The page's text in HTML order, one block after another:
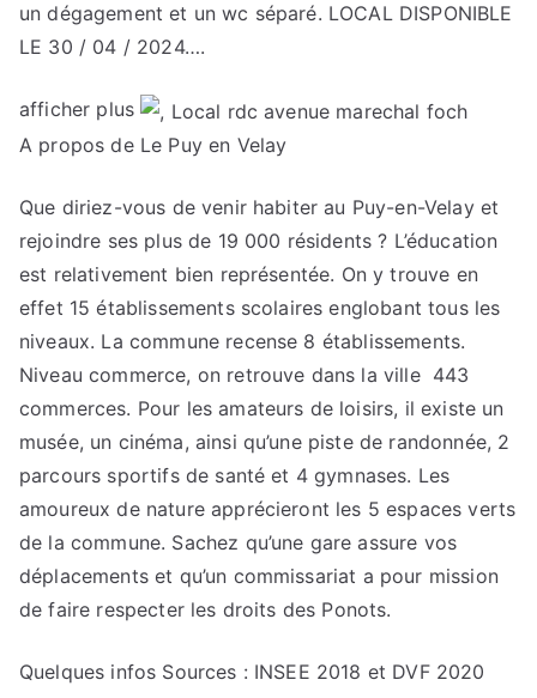
un dégagement et un wc séparé. LOCAL DISPONIBLE
LE 30 / 04 / 2024….
afficher plus
A propos de Le Puy en Velay
Que diriez-vous de venir habiter au Puy-en-Velay et
rejoindre ses plus de 19 000 résidents ? L’éducation
est relativement bien représentée. On y trouve en
effet 15 établissements scolaires englobant tous les
niveaux. La commune recense 8 établissements.
Niveau commerce, on retrouve dans la ville 443
commerces. Pour les amateurs de loisirs, il existe un
musée, un cinéma, ainsi qu’une piste de randonnée, 2
parcours sportifs de santé et 4 gymnases. Les
amoureux de nature apprécieront les 5 espaces verts
de la commune. Sachez qu’une gare assure vos
déplacements et qu’un commissariat a pour mission
de faire respecter les droits des Ponots.
Quelques infos Sources : INSEE 2018 et DVF 2020